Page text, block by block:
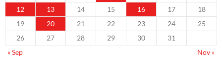
12
13 14 15 16 17
18
19
20 21 22 23 24
25
26
27 28 29 30
31
« Sep
Nov »